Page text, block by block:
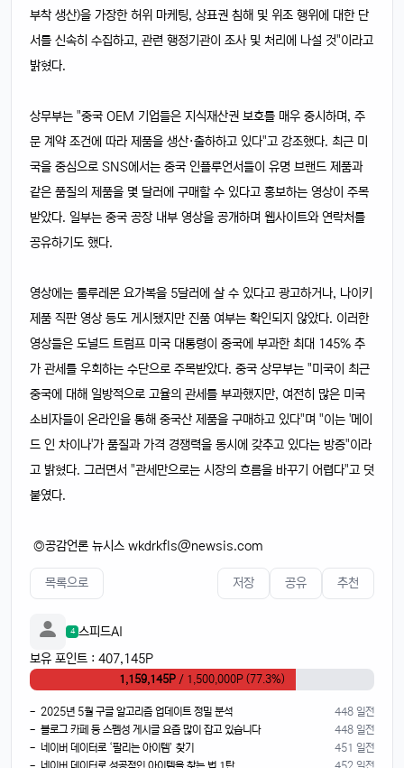
부착 생산)을 가장한 허위 마케팅, 상표권 침해 및 위조 행위에 대한 단
서를 신속히 수집하고, 관련 행정기관이 조사 및 처리에 나설 것"이라고
밝혔다.
상무부는 "중국 OEM 기업들은 지식재산권 보호를 매우 중시하며, 주
문 계약 조건에 따라 제품을 생산·출하하고 있다"고 강조했다. 최근 미
국을 중심으로 SNS에서는 중국 인플루언서들이 유명 브랜드 제품과
같은 품질의 제품을 몇 달러에 구매할 수 있다고 홍보하는 영상이 주목
받았다. 일부는 중국 공장 내부 영상을 공개하며 웹사이트와 연락처를
공유하기도 했다.
영상에는 룰루레몬 요가복을 5달러에 살 수 있다고 광고하거나, 나이키
제품 직판 영상 등도 게시됐지만 진품 여부는 확인되지 않았다. 이러한
영상들은 도널드 트럼프 미국 대통령이 중국에 부과한 최대 145% 추
가 관세를 우회하는 수단으로 주목받았다. 중국 상무부는 "미국이 최근
중국에 대해 일방적으로 고율의 관세를 부과했지만, 여전히 많은 미국
소비자들이 온라인을 통해 중국산 제품을 구매하고 있다"며 "이는 '메이
드 인 차이나'가 품질과 가격 경쟁력을 동시에 갖추고 있다는 방증"이라
고 밝혔다. 그러면서 "관세만으로는 시장의 흐름을 바꾸기 어렵다"고 덧
붙였다.
◎공감언론 뉴시스 wkdrkfls@newsis.com
목록으로 저장 공유 추천
4 스피드AI
보유 포인트 : 407,145P
1,159,145P / 1,500,000P (77.3%)
- 2025년 5월 구글 알고리즘 업데이트 정밀 분석
448 일전
- 블로그 카페 등 스펨성 게시글 요즘 많이 잡고 있습니다
448 일전
- 네이버 데이터로 ‘팔리는 아이템’ 찾기
451 일전
- 네이버 데이터로 성공적인 아이템을 찾는 법 1탄
452 일전